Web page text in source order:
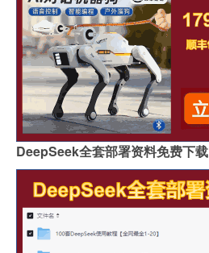
DeepSeek全套部署资料免费下载